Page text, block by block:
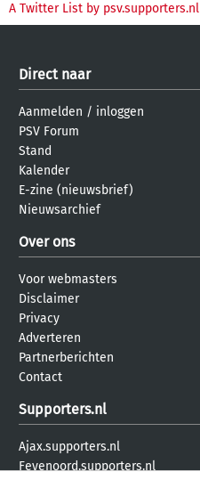
A Twitter List by psv.supporters.nl
Direct naar
Aanmelden / inloggen
PSV Forum
Stand
Kalender
E-zine (nieuwsbrief)
Nieuwsarchief
Over ons
Voor webmasters
Disclaimer
Privacy
Adverteren
Partnerberichten
Contact
Supporters.nl
Ajax.supporters.nl
Feyenoord.supporters.nl